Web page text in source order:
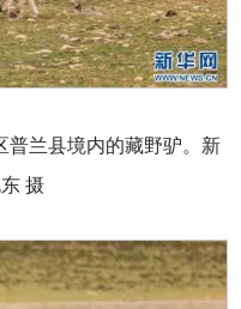
普兰县境内的藏野驴。新
摄